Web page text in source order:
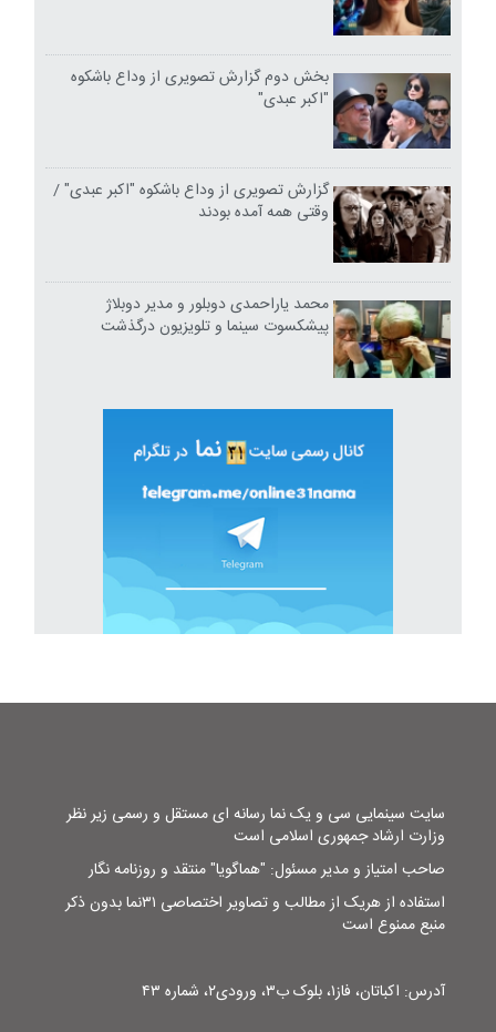
بخش دوم گزارش تصویری از وداع باشکوه
"اکبر عبدی"
گزارش تصویری از وداع باشکوه "اکبر عبدی" /
وقتی همه آمده بودند
محمد یاراحمدی دوبلور و مدیر دوبلاژ
پیشکسوت سینما و تلویزیون درگذشت
سایت سینمایی سی و یک نما رسانه ای مستقل و رسمی زیر نظر
وزارت ارشاد جمهوری اسلامی است
صاحب امتیاز و مدیر مسئول: "هماگویا" منتقد و روزنامه نگار
استفاده از هریک از مطالب و تصاویر اختصاصی ۳۱نما بدون ذکر
منبع ممنوع است
آدرس: اکباتان، فاز۱، بلوک ب۳، ورودی۲، شماره ۴۳